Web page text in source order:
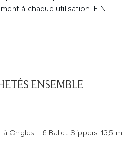
à chaque utilisation. E.N.
ENSEMBLE
à Ongles - 6 Ballet Slippers 13,5 ml